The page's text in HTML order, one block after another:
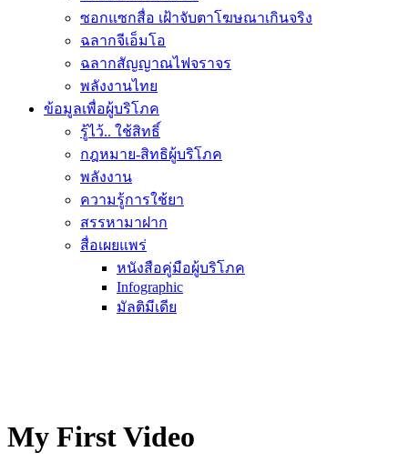
ซอกแซกสื่อ เฝ้าจับตาโฆษณาเกินจริง
ฉลากจีเอ็มโอ
ฉลากสัญญาณไฟจราจร
พลังงานไทย
ข้อมูลเพื่อผู้บริโภค
รู้ไว้.. ใช้สิทธิ์
กฎหมาย-สิทธิผู้บริโภค
พลังงาน
ความรู้การใช้ยา
สรรหามาฝาก
สื่อเผยแพร่
หนังสือคู่มือผู้บริโภค
Infographic
มัลติมีเดีย
My First Video